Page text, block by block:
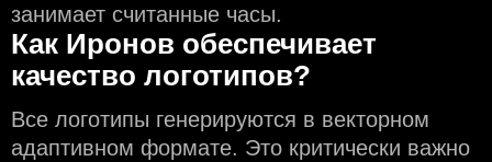
занимает считанные часы.
Как Иронов обеспечивает
качество логотипов?
Все логотипы генерируются в векторном
адаптивном формате. Это критически важно